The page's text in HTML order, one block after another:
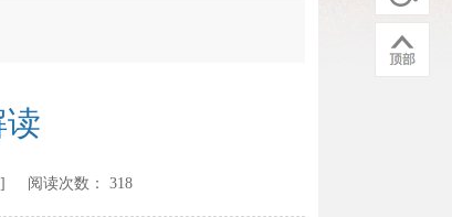
] 阅读次数： 318